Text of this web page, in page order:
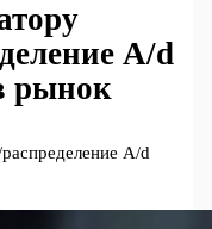
A/d
рынок
A/d